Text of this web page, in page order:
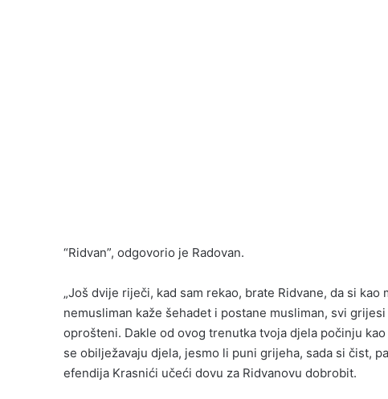
“Ridvan”, odgovorio je Radovan.
„Još dvije riječi, kad sam rekao, brate Ridvane, da si
nemusliman kaže šehadet i postane musliman, svi
oprošteni. Dakle od ovog trenutka tvoja djela počinju
se obilježavaju djela, jesmo li puni grijeha, sada si čist,
efendija Krasnići učeći dovu za Ridvanovu dobrobit.